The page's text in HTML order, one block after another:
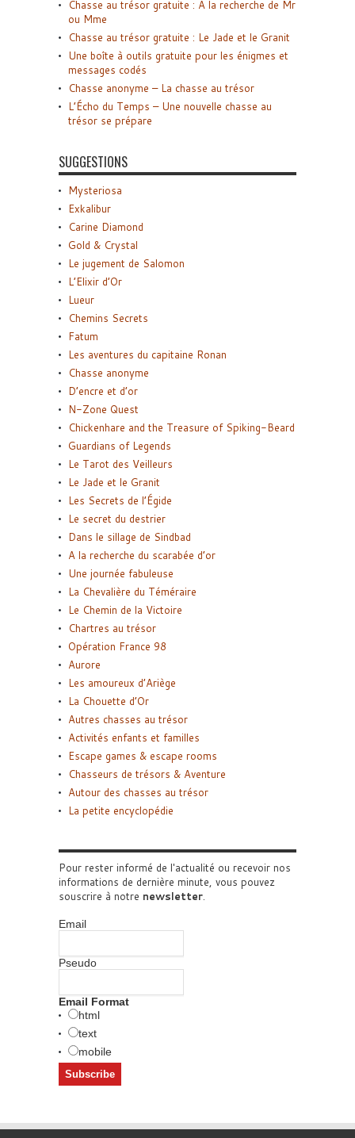
Chasse au trésor gratuite : A la recherche de Mr
ou Mme
Chasse au trésor gratuite : Le Jade et le Granit
Une boîte à outils gratuite pour les énigmes et
messages codés
Chasse anonyme – La chasse au trésor
L’Écho du Temps – Une nouvelle chasse au
trésor se prépare
SUGGESTIONS
Mysteriosa
Exkalibur
Carine Diamond
Gold & Crystal
Le jugement de Salomon
L’Elixir d’Or
Lueur
Chemins Secrets
Fatum
Les aventures du capitaine Ronan
Chasse anonyme
D’encre et d’or
N-Zone Quest
Chickenhare and the Treasure of Spiking-Beard
Guardians of Legends
Le Tarot des Veilleurs
Le Jade et le Granit
Les Secrets de l’Égide
Le secret du destrier
Dans le sillage de Sindbad
A la recherche du scarabée d’or
Une journée fabuleuse
La Chevalière du Téméraire
Le Chemin de la Victoire
Chartres au trésor
Opération France 98
Aurore
Les amoureux d’Ariège
La Chouette d’Or
Autres chasses au trésor
Activités enfants et familles
Escape games & escape rooms
Chasseurs de trésors & Aventure
Autour des chasses au trésor
La petite encyclopédie
Pour rester informé de l'actualité ou recevoir nos
informations de dernière minute, vous pouvez
souscrire à notre newsletter.
Email
Pseudo
Email Format
html
text
mobile